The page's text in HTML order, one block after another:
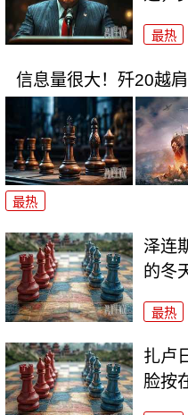
最热
信息量很大！歼20越
最热
泽连
的冬
最热
扎卢
脸按